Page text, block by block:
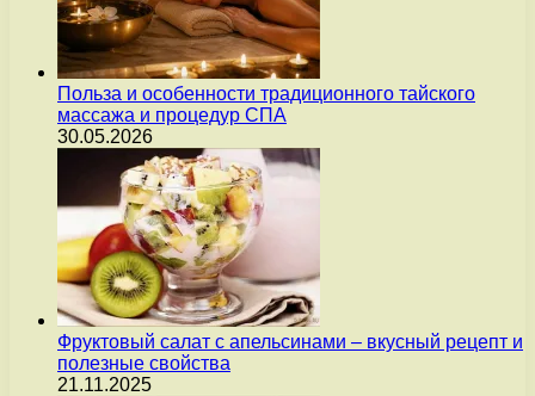
Польза и особенности традиционного тайского
массажа и процедур СПА
30.05.2026
Фруктовый салат с апельсинами – вкусный рецепт и
полезные свойства
21.11.2025